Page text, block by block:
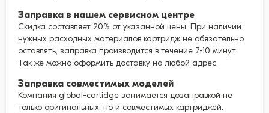
Заправка в нашем сервисном центре
Скидка составляет 20% от указанной цены. При наличии
нужных расходных материалов картридж не обязательно
оставлять, заправка производится в течение 7-10 минут.
Так же можно оформить доставку на любой адрес.
Заправка совместимых моделей
Компания global-cartidge занимается дозаправкой не
только оригинальных, но и совместимых картриджей.